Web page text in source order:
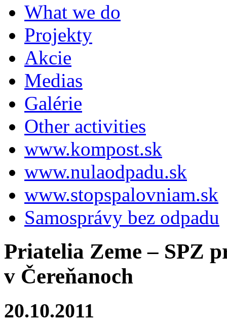
What we do
Projekty
Akcie
Medias
Galérie
Other activities
www.kompost.sk
www.nulaodpadu.sk
www.stopspalovniam.sk
Samosprávy bez odpadu
Priatelia Zeme – SPZ
v Čereňanoch
20.10.2011